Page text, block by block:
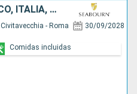
FRANCIA, ESPAÑA, MONACO, ITALIA, MALTA, MONTENEGRO, CROACIA
Civitavecchia - Roma 30/09/2028
Comidas incluidas